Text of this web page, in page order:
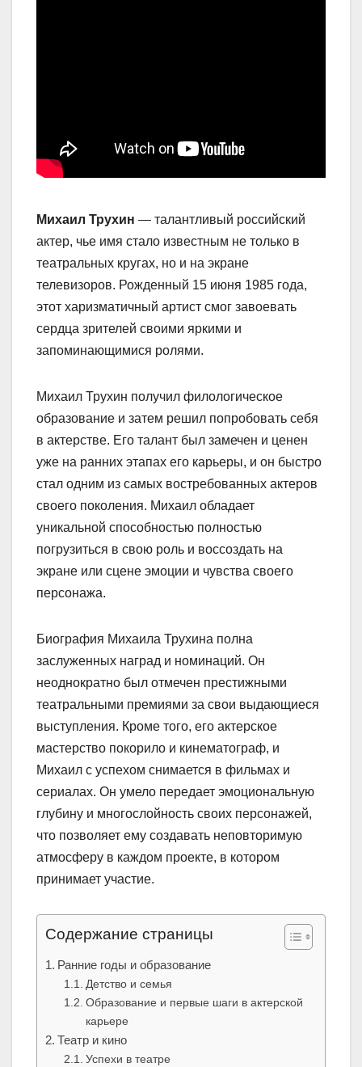
Михаил Трухин — талантливый российский
актер, чье имя стало известным не только в
театральных кругах, но и на экране
телевизоров. Рожденный 15 июня 1985 года,
этот харизматичный артист смог завоевать
сердца зрителей своими яркими и
запоминающимися ролями.
Михаил Трухин получил филологическое
образование и затем решил попробовать себя
в актерстве. Его талант был замечен и ценен
уже на ранних этапах его карьеры, и он быстро
стал одним из самых востребованных актеров
своего поколения. Михаил обладает
уникальной способностью полностью
погрузиться в свою роль и воссоздать на
экране или сцене эмоции и чувства своего
персонажа.
Биография Михаила Трухина полна
заслуженных наград и номинаций. Он
неоднократно был отмечен престижными
театральными премиями за свои выдающиеся
выступления. Кроме того, его актерское
мастерство покорило и кинематограф, и
Михаил с успехом снимается в фильмах и
сериалах. Он умело передает эмоциональную
глубину и многослойность своих персонажей,
что позволяет ему создавать неповторимую
атмосферу в каждом проекте, в котором
принимает участие.
Содержание страницы
Ранние годы и образование
Детство и семья
Образование и первые шаги в актерской
карьере
Театр и кино
Успехи в театре